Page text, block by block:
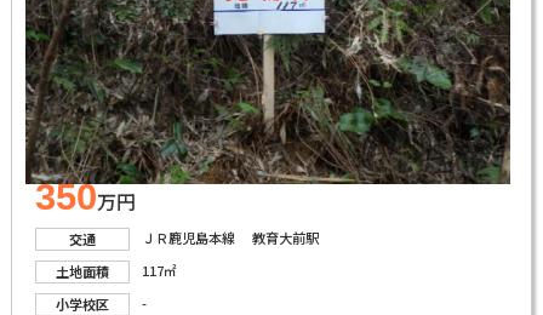
350万円
交通
ＪＲ鹿児島本線 教育大前駅
土地面積
117㎡
小学校区
-